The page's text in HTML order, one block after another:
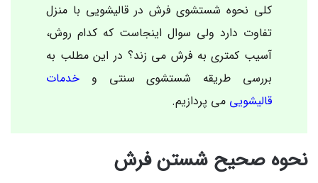
کلی نحوه شستشوی فرش در قالیشویی با منزل
تفاوت دارد ولی سوال اینجاست که کدام روش،
آسیب کمتری به فرش می زند؟ در این مطلب به
بررسی طریقه شستشوی سنتی و خدمات
قالیشویی می پردازیم.
نحوه صحیح شستن فرش